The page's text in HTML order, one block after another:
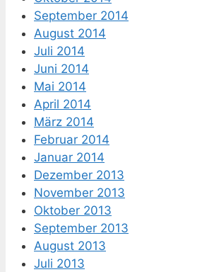
September 2014
August 2014
Juli 2014
Juni 2014
Mai 2014
April 2014
März 2014
Februar 2014
Januar 2014
Dezember 2013
November 2013
Oktober 2013
September 2013
August 2013
Juli 2013